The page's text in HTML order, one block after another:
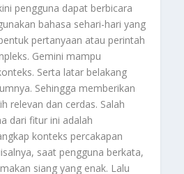
pengguna dapat berbicara
bahasa sehari-hari yang
pertanyaan atau perintah
Gemini mampu
Serta latar belakang
Sehingga memberikan
relevan dan cerdas. Salah
dari fitur ini adalah
konteks percakapan
saat pengguna berkata,
siang yang enak. Lalu